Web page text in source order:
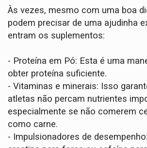
Às vezes, mesmo com uma boa
podem precisar de uma ajudinha
entram os suplementos:
- Proteína em Pó: Esta é uma
obter proteína suficiente.
- Vitaminas e minerais: Isso
atletas não percam nutrientes
especialmente se não comerem
como carne.
- Impulsionadores de